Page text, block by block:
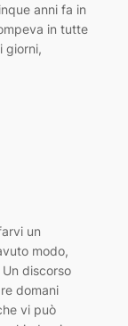
anni fa in
in tutte
giorni,
un
modo,
discorso
domani
vi può